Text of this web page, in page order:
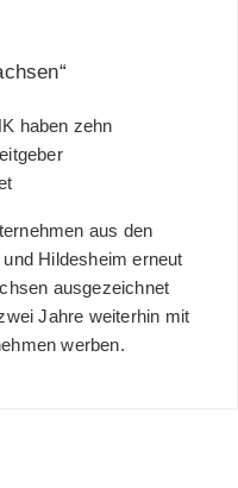
haben zehn
aus den
Hildesheim erneut
ausgezeichnet
Jahre weiterhin mit
werben.